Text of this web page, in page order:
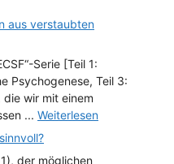
aus verstaubten
Serie [Teil 1:
Psychogenese, Teil 3:
wir mit einem
... Weiterlesen
der möglichen